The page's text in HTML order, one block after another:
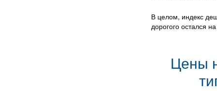
В целом, индекс
дорогого остался
Цены